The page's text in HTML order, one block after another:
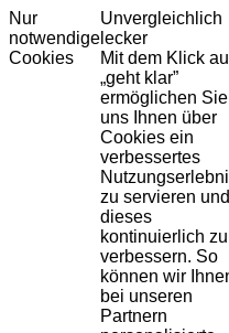
Nur
notwendige
Cookies
Unvergleichlich
lecker
Mit dem Klick
„geht klar”
ermöglichen Sie
uns Ihnen über
Cookies ein
verbessertes
zu servieren und
dieses
kontinuierlich zu
verbessern. So
können wir
bei unseren
Partnern